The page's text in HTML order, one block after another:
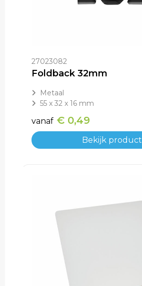
27023082
Foldback 32mm
Metaal
55 x 32 x 16 mm
vanaf € 0,49
Bekijk product